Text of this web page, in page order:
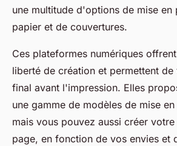
une multitude d'options de mise
papier et de couvertures.
Ces plateformes numériques
liberté de création et permettent de
final avant l'impression. Elles
une gamme de modèles de mise
mais vous pouvez aussi créer
page, en fonction de vos envies et